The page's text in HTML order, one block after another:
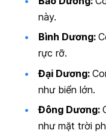
này.
Bình Dương:
rực rỡ.
Đại Dương:
như biển lớn.
Đông Dương:
như mặt trời